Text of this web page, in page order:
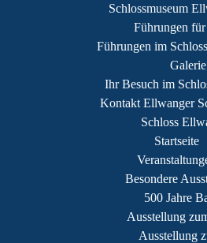
Schlossmuseum
Führungen
Führungen im
Galerie
Ihr Besuch im
Kontakt Ellwanger
Schloss
Startseite
Besondere
500 Jahre
Ausstellung
Ausstellung